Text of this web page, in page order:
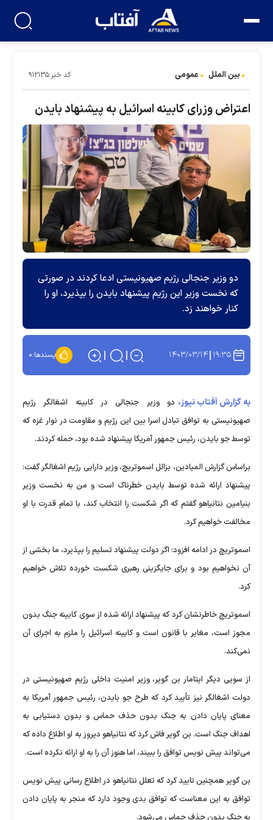
بین الملل عمومی کد خبر:۹۱۲۱۳۵
اعتراض وزرای کابینه اسرائیل به پیشنهاد بایدن
دو وزیر جنجالی رژیم صهیونیستی ادعا کردند در صورتی
که نخست وزیر این رژیم پیشنهاد بایدن را بپذیرد، او را
کنار خواهند زد.
۱۹:۳۵ ۱۴۰۳/۰۳/۱۴ پسندها:۰
به گزارش آفتاب نیوز، دو وزیر جنجالی در کابینه اشغالگر رژیم
صهیونیستی به توافق تبادل اسرا بین این رژیم و مقاومت در نوار غزه که
توسط جو بایدن، رئیس جمهور آمریکا پیشنهاد شده بود، حمله کردند.
براساس گزارش المیادین، بزالل اسموتریچ، وزیر دارایی رژیم اشغالگر گفت:
پیشنهاد ارائه شده توسط بایدن خطرناک است و من به نخست وزیر
بنیامین نتانیاهو گفتم که اگر شکست را انتخاب کند، با تمام قدرت با او
مخالفت خواهیم کرد.
اسموتریچ در ادامه افزود: اگر دولت پیشنهاد تسلیم را بپذیرد، ما بخشی از
آن نخواهیم بود و برای جایگزینی رهبری شکست خورده تلاش خواهیم
کرد.
اسموتریچ خاطرنشان کرد که پیشنهاد ارائه شده از سوی کابینه جنگ بدون
مجوز است، مغایر با قانون است و کابینه اسرائیل را ملزم به اجرای آن
نمی‌کند.
از سویی دیگر ایتامار بن گویر، وزیر امنیت داخلی رژیم صهیونیستی در
دولت اشغالگر نیز تأیید کرد که طرح جو بایدن، رئیس جمهور آمریکا به
معنای پایان دادن به جنگ بدون حذف حماس و بدون دستیابی به
اهداف جنگ است. بن گویر فاش کرد که نتانیاهو دیروز به او اطلاع داده که
می‌تواند پیش نویس توافق را ببیند، اما هنوز آن را به او ارائه نکرده است.
بن گویر همچنین تایید کرد که تعلل نتانیاهو در اطلاع رسانی پیش نویس
توافق به این معناست که توافق بدی وجود دارد که منجر به پایان دادن